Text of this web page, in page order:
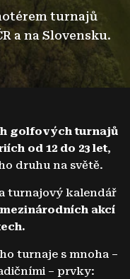
turnajů
a na Slovensku.
golfových turnajů
od 12 do 23 let,
druhu na světě.
a turnajový kalendář
mezinárodních akcí
turnaje s mnoha –
– prvky: